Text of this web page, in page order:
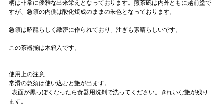
柄は非常に優雅な出来栄えとなっております。煎茶碗は内外ともに越前塗で
すが、急須の内側は酸化焼成のままの朱色となっております。
急須は昭龍らしく緻密に作られており、注ぎも素晴らしいです。
この茶器揃は木箱入です。
使用上の注意
常滑の急須は使い込むと艶が出ます。
･表面が黒っぽくなったら食器用洗剤で洗ってください。きれいな艶が残り
ます。